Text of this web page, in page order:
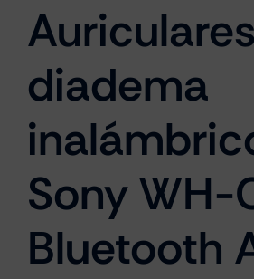
Marcas
diadema
Sony WH-
Bluetooth